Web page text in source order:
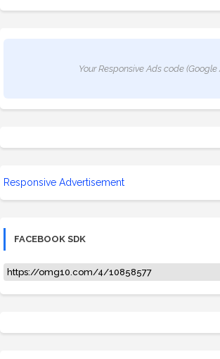
Your Responsive Ads code (Google
Responsive Advertisement
FACEBOOK SDK
https://omg10.com/4/10858577